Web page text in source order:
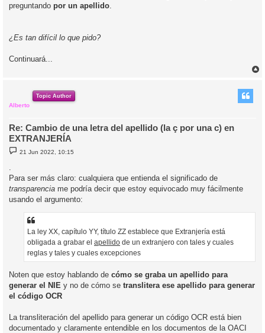
preguntando por un apellido
¿Es tan difícil lo que pido?
Continuará...
Topic Author
Alberto
Re: Cambio de una letra del apellido (la ç por una c) en
EXTRANJERÍA
M
e
a
e
21 Jun 2022, 10:15
.
Para ser más claro: cualquiera que entienda el significado de
transparencia me podría decir que estoy equivocado muy fácilmente
usando el argumento:
La ley XX, capítulo YY, título ZZ establece que Extranjería está
obligada a grabar el apellido de un extranjero con tales y cuales
reglas y tales y cuales excepciones
Noten que estoy hablando de cómo se graba un apellido para
generar el NIE y no de cómo se translitera ese apellido para generar
el código OCR
La transliteración del apellido para generar un código OCR está bien
documentado y claramente entendible en los documentos de la OACI